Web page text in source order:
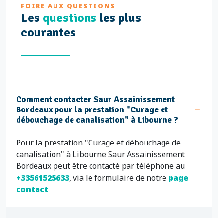
FOIRE AUX QUESTIONS
Les questions les plus
courantes
Comment contacter Saur Assainissement
Bordeaux pour la prestation "Curage et
débouchage de canalisation" à Libourne ?
Pour la prestation "Curage et débouchage de
canalisation" à Libourne Saur Assainissement
Bordeaux peut être contacté par téléphone au
+33561525633, via le formulaire de notre page
contact